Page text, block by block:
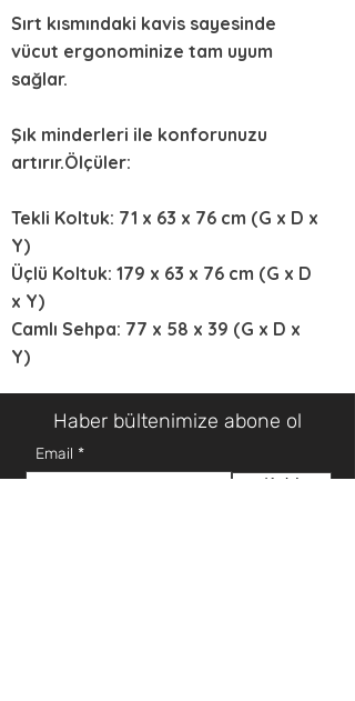
Sırt kısmındaki kavis sayesinde
vücut ergonominize tam uyum
sağlar.
Şık minderleri ile konforunuzu
artırır.Ölçüler:
Tekli Koltuk: 71 x 63 x 76 cm (G x D x
Y)
Üçlü Koltuk: 179 x 63 x 76 cm (G x D
x Y)
Camlı Sehpa: 77 x 58 x 39 (G x D x
Y)
Haber bültenimize abone ol
Email
Katıl